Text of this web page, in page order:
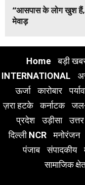
“आसपास के लोग खुश हैं,
मेवाड़
Home बड़ी
INTERNATIONAL
ऊर्जा
कारोबार
ज़रा हटके
कर्नाटक
प्रदेश
उड़ीसा
दिल्ली NCR
मनोरंजन
पंजाब
संपादकीय
सामाजिक